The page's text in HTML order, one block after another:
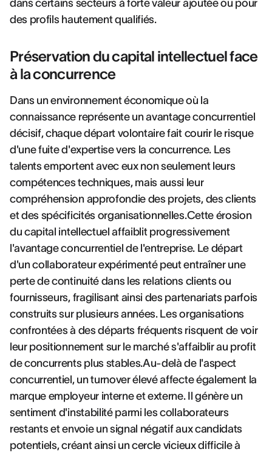
dans certains secteurs à forte valeur ajoutée ou pour
des profils hautement qualifiés.
Préservation du capital intellectuel face
à la concurrence
Dans un environnement économique où la
connaissance représente un avantage concurrentiel
décisif, chaque départ volontaire fait courir le risque
d'une fuite d'expertise vers la concurrence. Les
talents emportent avec eux non seulement leurs
compétences techniques, mais aussi leur
compréhension approfondie des projets, des clients
et des spécificités organisationnelles.Cette érosion
du capital intellectuel affaiblit progressivement
l'avantage concurrentiel de l'entreprise. Le départ
d'un collaborateur expérimenté peut entraîner une
perte de continuité dans les relations clients ou
fournisseurs, fragilisant ainsi des partenariats parfois
construits sur plusieurs années. Les organisations
confrontées à des départs fréquents risquent de voir
leur positionnement sur le marché s'affaiblir au profit
de concurrents plus stables.Au-delà de l'aspect
concurrentiel, un turnover élevé affecte également la
marque employeur interne et externe. Il génère un
sentiment d'instabilité parmi les collaborateurs
restants et envoie un signal négatif aux candidats
potentiels, créant ainsi un cercle vicieux difficile à